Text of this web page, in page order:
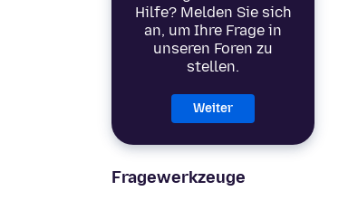
Hilfe? Melden Sie sich
an, um Ihre Frage in
unseren Foren zu
stellen.
Weiter
Fragewerkzeuge